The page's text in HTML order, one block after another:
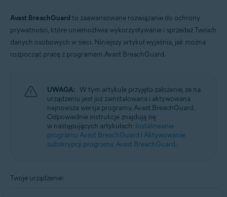
Produkty:
Avast BreachGuard 23.x dla systemu Windows
Systemy operacyjne:
32-/64-bitowa
Microsoft Windows 8.1 / Pro / Enterprise — wersja 32-/64-bitowa
Microsoft Windows 8 / Pro / Enterprise — wersja 32-/64-bitowa
Microsoft Windows 7 Home Basic / Home Premium / Professional /
Enterprise / Ultimate — dodatek Service Pack 1, wersja 32-/64-bitowa
Apple macOS 13.x (Ventura)
Apple macOS 10.14.x (Mojave)
Avast BreachGuard to zaawansowane rozwiązanie do ochrony
prywatności, które uniemożliwia wykorzystywanie i sprzedaż Twoich
danych osobowych w sieci. Niniejszy artykuł wyjaśnia, jak można
rozpocząć pracę z programem Avast BreachGuard.
UWAGA: W tym artykule przyjęto założenie, że na
urządzeniu jest już zainstalowana i aktywowana
najnowsza wersja programu Avast BreachGuard.
Odpowiednie instrukcje znajdują się
w następujących artykułach: Instalowanie
programu Avast BreachGuard i Aktywowanie
subskrypcji programu Avast BreachGuard.
Twoje urządzenie: